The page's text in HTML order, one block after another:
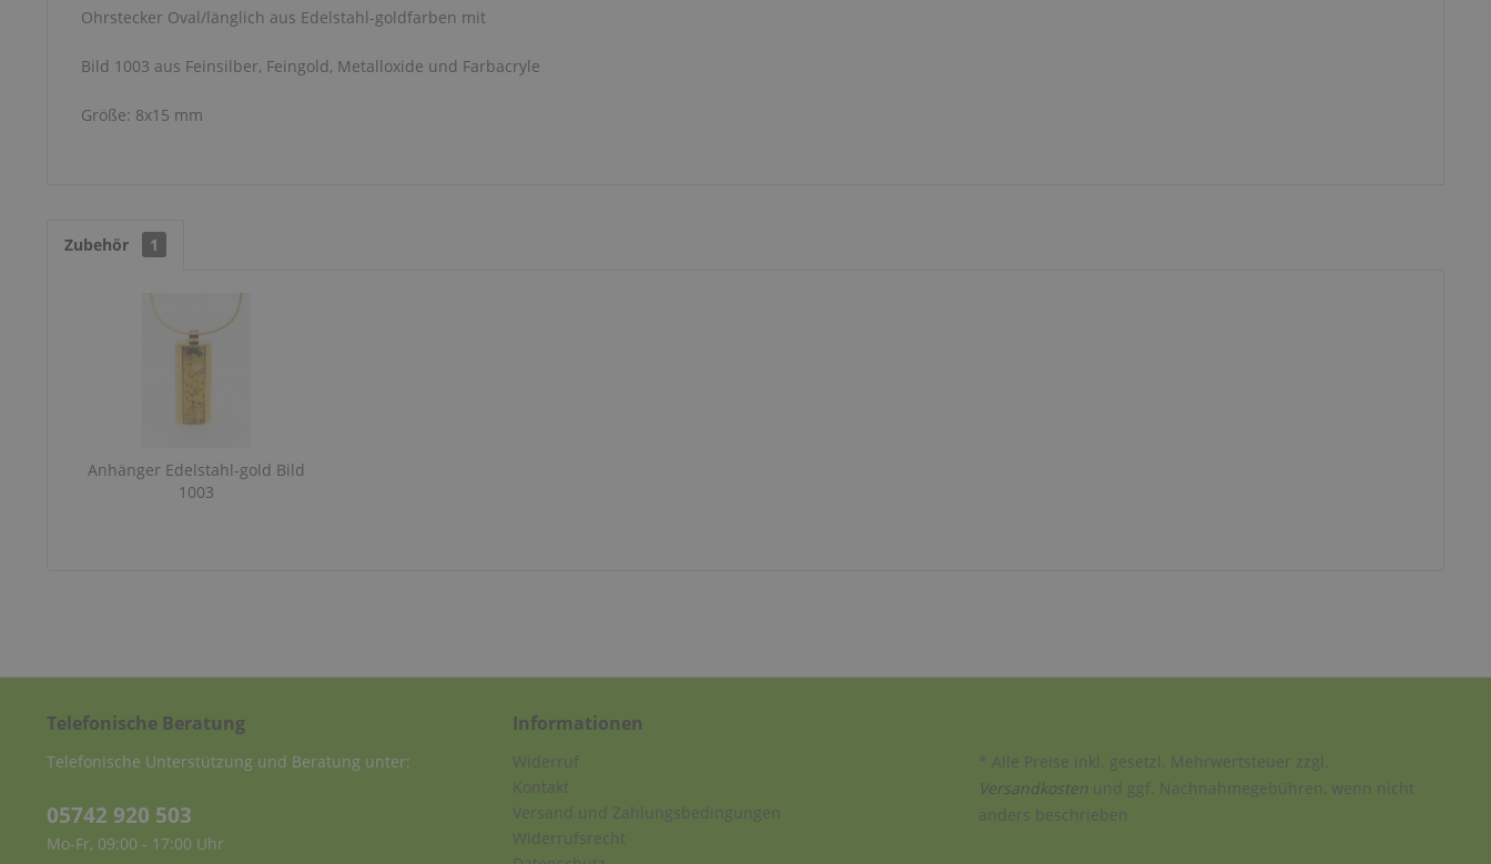
Ohrstecker Oval/länglich aus Edelstahl-goldfarben mit
Bild 1003 aus Feinsilber, Feingold, Metalloxide und Farbacryle
Größe: 8x15 mm
Zubehör 1
Anhänger Edelstahl-gold Bild
1003
Telefonische Beratung
Telefonische Unterstützung und Beratung unter:
05742 920 503
Mo-Fr, 09:00 - 17:00 Uhr
Informationen
Widerruf
Kontakt
Versand und Zahlungsbedingungen
Widerrufsrecht
* Alle Preise inkl. gesetzl. Mehrwertsteuer zzgl.
Versandkosten und ggf. Nachnahmegebühren, wenn nicht
anders beschrieben